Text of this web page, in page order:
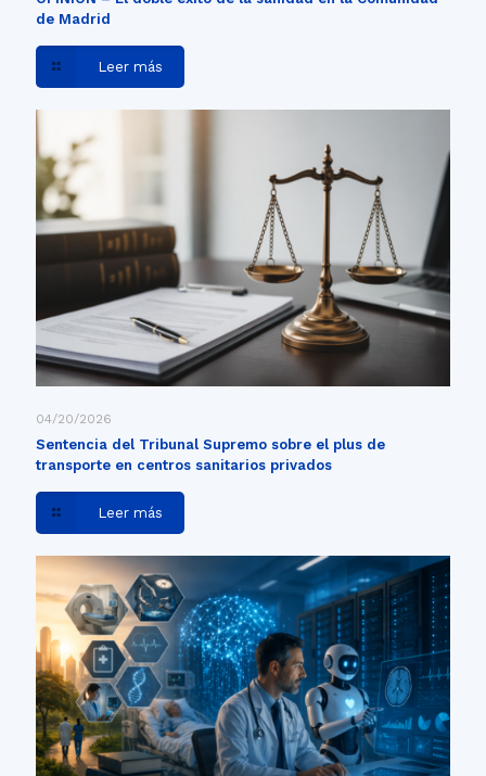
de Madrid
Leer más
04/20/2026
Sentencia del Tribunal Supremo sobre el plus de
transporte en centros sanitarios privados
Leer más